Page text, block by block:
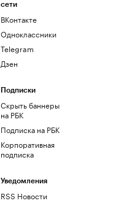
сети
ВКонтакте
Одноклассники
Telegram
Дзен
Подписки
Скрыть баннеры
на РБК
Подписка на РБК
Корпоративная
подписка
Уведомления
RSS Новости